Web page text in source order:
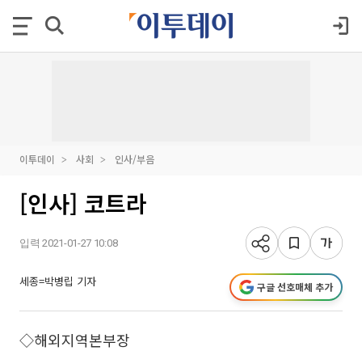
이투데이 사회 인사/부음
[인사] 코트라
입력 2021-01-27 10:08
세종=박병립 기자 구글 선호매체 추가
◇해외지역본부장